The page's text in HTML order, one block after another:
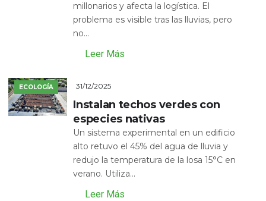
millonarios y afecta la logística. El
problema es visible tras las lluvias, pero
no...
Leer Más
ECOLOGÍA 31/12/2025
Instalan techos verdes con
especies nativas
Un sistema experimental en un edificio
alto retuvo el 45% del agua de lluvia y
redujo la temperatura de la losa 15°C en
verano. Utiliza...
Leer Más